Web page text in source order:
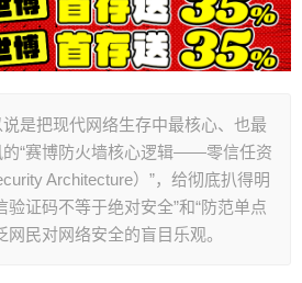
是把现代网络生存中最核心、也最
的“赛博防火墙核心逻辑——零信任资
Architecture）”，给彻底扒得明
验证码不等于绝对安全”和“防范单点
民对网络安全的盲目乐观。